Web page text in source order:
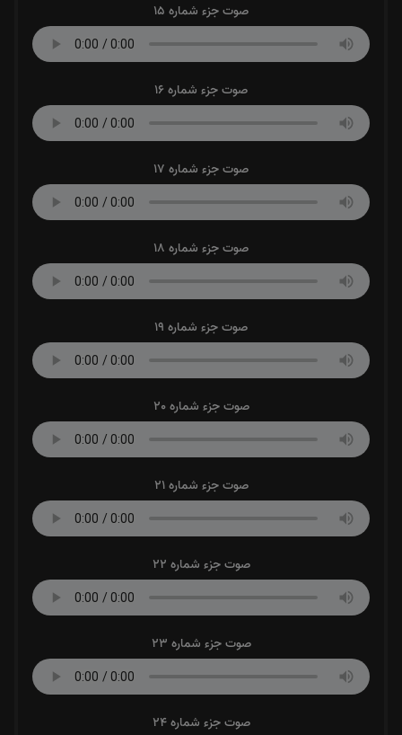
صوت جزء شماره 15
صوت جزء شماره 16
صوت جزء شماره 17
صوت جزء شماره 18
صوت جزء شماره 19
صوت جزء شماره 20
صوت جزء شماره 21
صوت جزء شماره 22
صوت جزء شماره 23
صوت جزء شماره 24